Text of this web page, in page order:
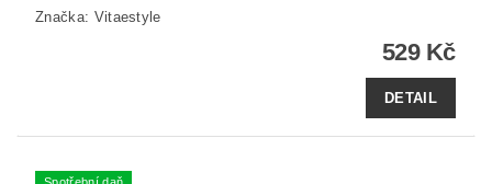
Značka: Vitaestyle
529 Kč
DETAIL